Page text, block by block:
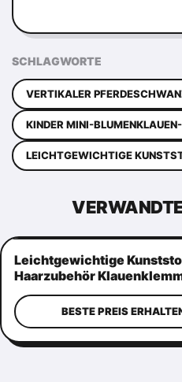
SCHLAGWORTE
VERTIKALER
KINDER MINI-
LEICHTGEWICHTIGE
Leichtgewichtige
Haarzubehör
Praktische Kronenform
BESTE PREIS